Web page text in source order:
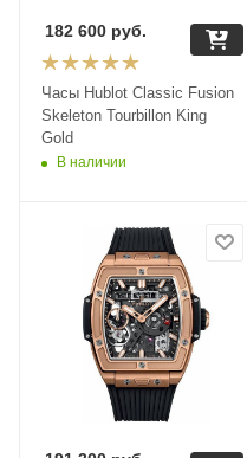
Часы Hublot Classic Fusion
Skeleton Tourbillon King
Gold
В наличии
182 600 руб.